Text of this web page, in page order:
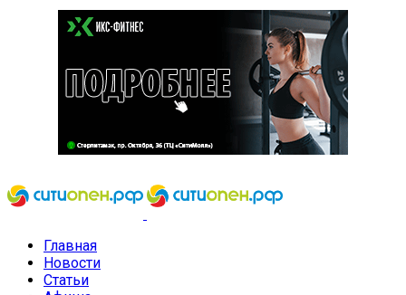
Главная
Новости
Статьи